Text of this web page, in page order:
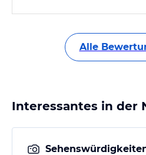
Alle
Interessantes in der